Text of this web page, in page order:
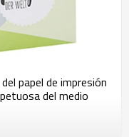
papel de impresión
del medio